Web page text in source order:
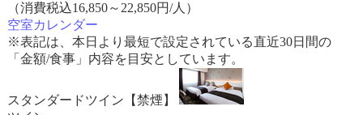
（消費税込16,850～22,850円/人）
空室カレンダー
※表記は、本日より最短で設定されている直近30日間の
「金額/食事」内容を目安としています。
スタンダードツイン【禁煙】